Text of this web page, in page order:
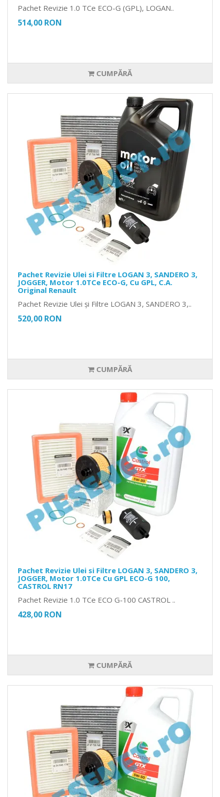
Pachet Revizie 1.0 TCe ECO-G (GPL), LOGAN..
514,00 RON
CUMPĂRĂ
Pachet Revizie Ulei si Filtre LOGAN 3, SANDERO 3,
JOGGER, Motor 1.0TCe ECO-G, Cu GPL, C.A.
Original Renault
Pachet Revizie Ulei și Filtre LOGAN 3, SANDERO 3,..
520,00 RON
CUMPĂRĂ
Pachet Revizie Ulei si Filtre LOGAN 3, SANDERO 3,
JOGGER, Motor 1.0TCe Cu GPL ECO-G 100,
CASTROL RN17
Pachet Revizie 1.0 TCe ECO G-100 CASTROL ..
428,00 RON
CUMPĂRĂ